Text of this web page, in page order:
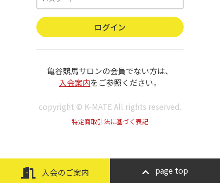
亀谷競馬サロンの会員でない方は、
入会案内をご参照ください。
copyright © K-MATE All rights reserved.
特定商取引法に基づく表記
入会のご案内 page top